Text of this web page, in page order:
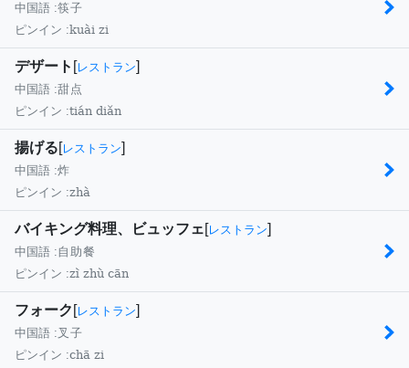
中国語 :筷子
ピンイン :kuài zi
デザート [レストラン]
中国語 :甜点
ピンイン :tián diǎn
揚げる[レストラン]
中国語 :炸
ピンイン :zhà
バイキング料理、ビュッフェ[レストラン]
中国語 : 自助餐
ピンイン :zì zhù cān
フォーク [レストラン]
中国語 : 叉子
ピンイン :chā zi